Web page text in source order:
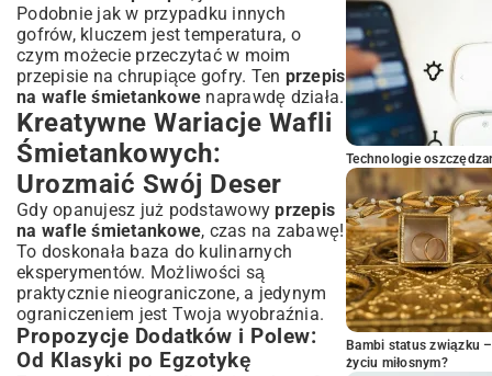
Podobnie jak w przypadku innych
gofrów, kluczem jest temperatura, o
czym możecie przeczytać w moim
przepisie na chrupiące gofry. Ten przepis
na wafle śmietankowe naprawdę działa.
Kreatywne Wariacje Wafli
Śmietankowych:
Urozmaić Swój Deser
Gdy opanujesz już podstawowyprzepis
na wafle śmietankowe, czas na zabawę!
To doskonała baza do kulinarnych
eksperymentów. Możliwości są
praktycznie nieograniczone, a jedynym
ograniczeniem jest Twoja wyobraźnia.
Propozycje Dodatków i Polew:
Od Klasyki po Egzotykę
Technologie
Bambi status związku
życiu miłosnym?